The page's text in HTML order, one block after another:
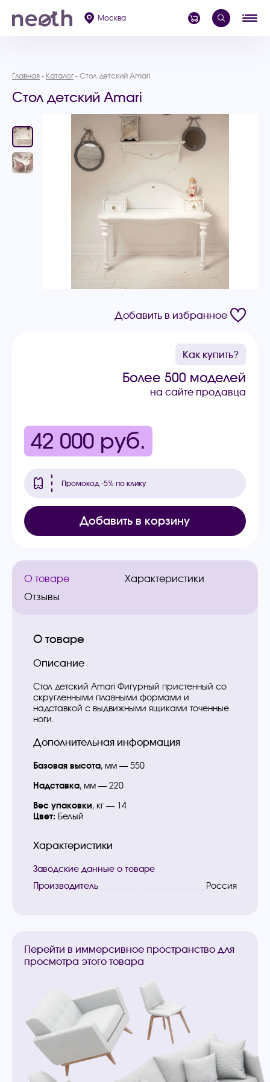
Москва
Главная Каталог Стол детский Amari
Стол детский Amari
Добавить в избранное
Как купить?
Более 500 моделей
на сайте продавца
42 000 руб.
Промокод -5% по клику
Добавить в корзину
О товаре
Характеристики
Отзывы
О товаре
Описание
Стол детский Amari Фигурный пристенный со
скругленными плавными формами и
надставкой с выдвижными ящиками точенные
ноги.
Дополнительная информация
Базовая высота, мм — 550
Надставка, мм — 220
Вес упаковки, кг — 14
Цвет: Белый
Характеристики
Заводские данные о товаре
Производитель
Россия
Перейти в иммерсивное пространство для
просмотра этого товара